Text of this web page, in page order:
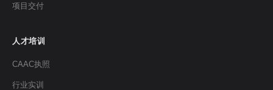
项目交付
人才培训
CAAC执照
行业实训